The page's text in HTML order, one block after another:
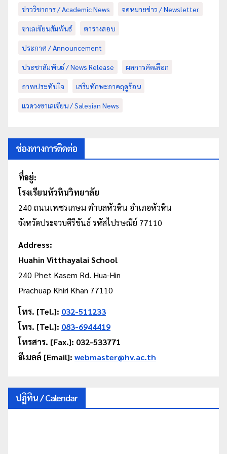
ข่าววิชาการ / Academic News จดหมายข่าว / Newsletter
ซาเลเซียนสัมพันธ์ ตารางสอบ
ประกาศ / Announcement
ประชาสัมพันธ์ / News Release ผลการคัดเลือก
ภาพประทับใจ เสริมทักษะภาคฤดูร้อน
แวดวงซาเลเซียน / Salesian News
ช่องทางการติดต่อ
ที่อยู่:
โรงเรียนหัวหินวิทยาลัย
240 ถนนเพชรเกษม ตำบลหัวหิน อำเภอหัวหิน
จังหวัดประจวบคีรีขันธ์ รหัสไปรษณีย์ 77110
Address:
Huahin Vitthayalai School
240 Phet Kasem Rd. Hua-Hin
Prachuap Khiri Khan 77110
โทร. [Tel.]: 032-511233
โทร. [Tel.]: 083-6944419
โทรสาร. [Fax.]: 032-533771
อีเมลล์ [Email]: webmaster@hv.ac.th
ปฏิทิน / Calendar